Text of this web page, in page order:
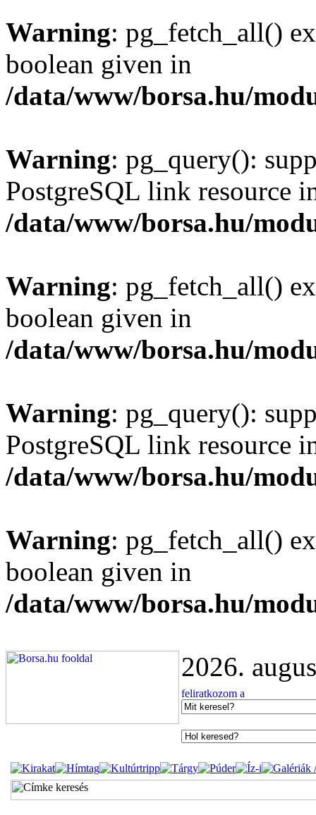
Warning: pg_fetch_all()
boolean given in
/data/www/borsa.hu/
Warning: pg_query():
PostgreSQL link resource
/data/www/borsa.hu/
Warning: pg_fetch_all()
boolean given in
/data/www/borsa.hu/
Warning: pg_query():
PostgreSQL link resource
/data/www/borsa.hu/
Warning: pg_fetch_all()
boolean given in
/data/www/borsa.hu/
2026.